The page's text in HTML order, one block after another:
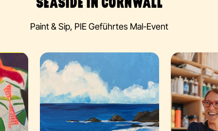
SEASIDE IN CORNWALL
Paint & Sip, PIE Geführtes Mal-Event